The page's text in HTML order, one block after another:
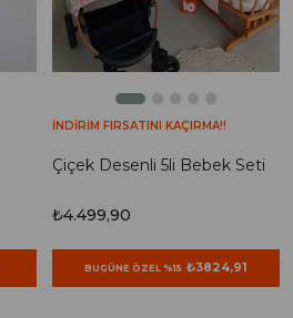
Çiçek Desenli 5li Bebek Seti
₺4.499,90
BUGÜNE ÖZEL %15 ₺3824,91
İNDİRİM FIRSATINI KAÇIRMA!!